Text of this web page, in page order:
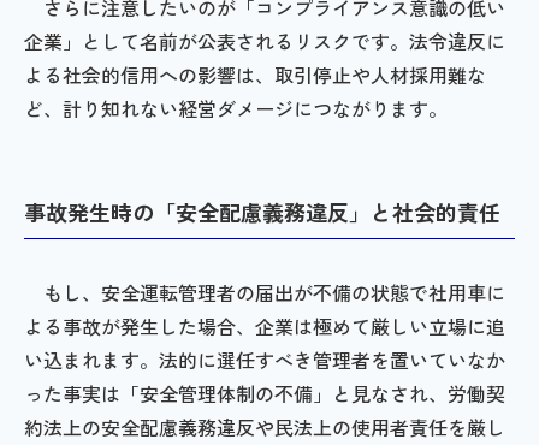
さらに注意したいのが「コンプライアンス意識の低い
企業」として名前が公表されるリスクです。法令違反に
よる社会的信用への影響は、取引停止や人材採用難な
ど、計り知れない経営ダメージにつながります。
事故発生時の「安全配慮義務違反」と社会的責任
もし、安全運転管理者の届出が不備の状態で社用車に
よる事故が発生した場合、企業は極めて厳しい立場に追
い込まれます。法的に選任すべき管理者を置いていなか
った事実は「安全管理体制の不備」と見なされ、労働契
約法上の安全配慮義務違反や民法上の使用者責任を厳し